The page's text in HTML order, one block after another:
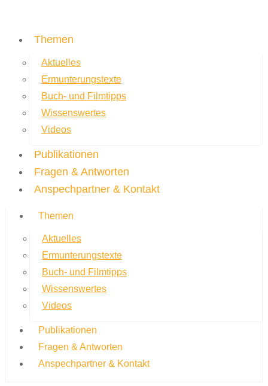
Themen
Aktuelles
Ermunterungstexte
Buch- und Filmtipps
Wissenswertes
Videos
Publikationen
Fragen & Antworten
Anspechpartner & Kontakt
Themen
Aktuelles
Ermunterungstexte
Buch- und Filmtipps
Wissenswertes
Videos
Publikationen
Fragen & Antworten
Anspechpartner & Kontakt